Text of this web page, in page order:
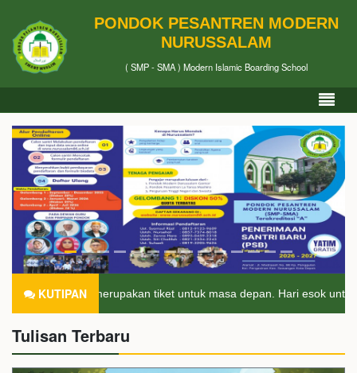
PONDOK PESANTREN MODERN
NURUSSALAM
( SMP - SMA ) Modern Islamic Boarding School
KUTIPAN
merupakan tiket untuk masa depan. Hari esok untuk
Tulisan Terbaru